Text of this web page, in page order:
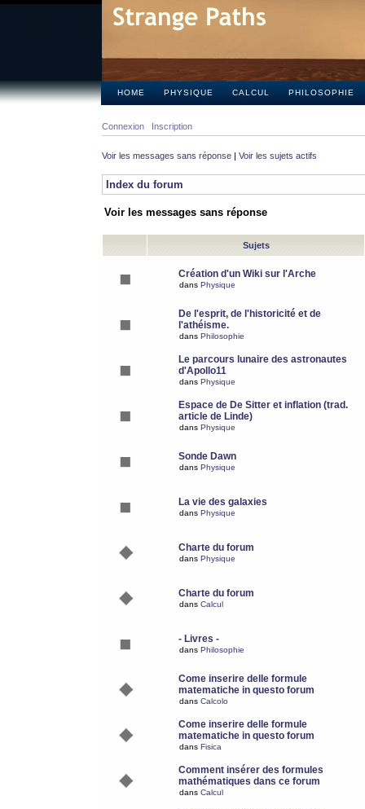
HOME PHYSIQUE CALCUL PHILOSOPHIE
Connexion Inscription
Voir les messages sans réponse | Voir les sujets actifs
Index du forum
Voir les messages sans réponse
Sujets
Création d'un Wiki sur l'Arche
dans Physique
De l'esprit, de l'historicité et de
l'athéisme.
dans Philosophie
Le parcours lunaire des astronautes
d'Apollo11
dans Physique
Espace de De Sitter et inflation (trad.
article de Linde)
dans Physique
Sonde Dawn
dans Physique
La vie des galaxies
dans Physique
Charte du forum
dans Physique
Charte du forum
dans Calcul
- Livres -
dans Philosophie
Come inserire delle formule
matematiche in questo forum
dans Calcolo
Come inserire delle formule
matematiche in questo forum
dans Fisica
Comment insérer des formules
mathématiques dans ce forum
dans Calcul